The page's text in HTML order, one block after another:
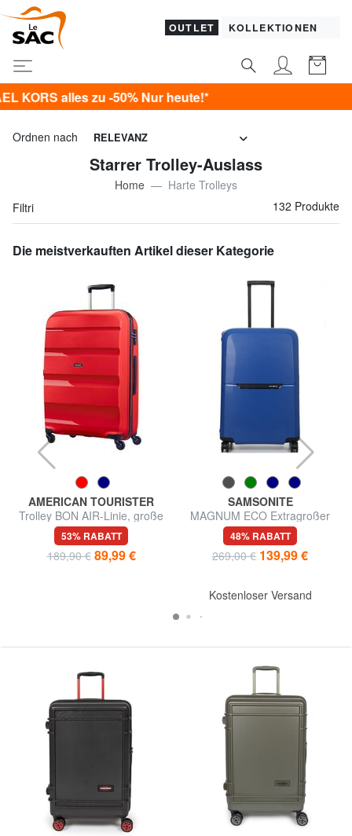
OUTLET KOLLEKTIONEN
Nur heute!*
Ordnen nach RELEVANZ
Starrer Trolley-Auslass
Home
Harte Trolleys
Filtri
132 Produkte
Die meistverkauften Artikel dieser Kategorie
AMERICAN TOURISTER
Trolley BON AIR-Linie, große
Größe
53% RABATT
189,90 € 89,99 €
SAMSONITE
MAGNUM ECO Extragroßer
Trolley
48% RABATT
269,00 € 139,99 €
Kostenloser Versand